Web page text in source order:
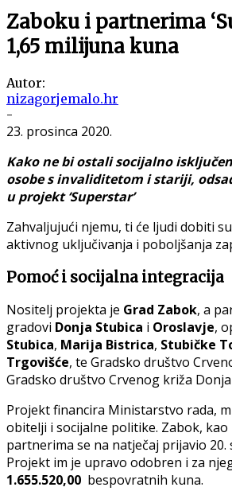
Zaboku i partnerima
1,65 milijuna kuna
Autor:
nizagorjemalo.hr
-
23. prosinca 2020.
Kako ne bi ostali socijalno
osobe s invaliditetom i stariji,
u projekt ‘Superstar’
Zahvaljujući njemu, ti će ljudi dobiti
aktivnog uključivanja i poboljšanja
Pomoć i socijalna integracija
Nositelj projekta je Grad Zabok, a
gradovi Donja Stubica i Oroslavje,
Stubica, Marija Bistrica, Stubičke
Trgovišće, te Gradsko društvo
Gradsko društvo Crvenog križa Donja
Projekt financira Ministarstvo rada,
obitelji i socijalne politike. Zabok,
partnerima se na natječaj prijavio 20.
Projekt im je upravo odobren i za
1.655.520,00 bespovratnih kuna.